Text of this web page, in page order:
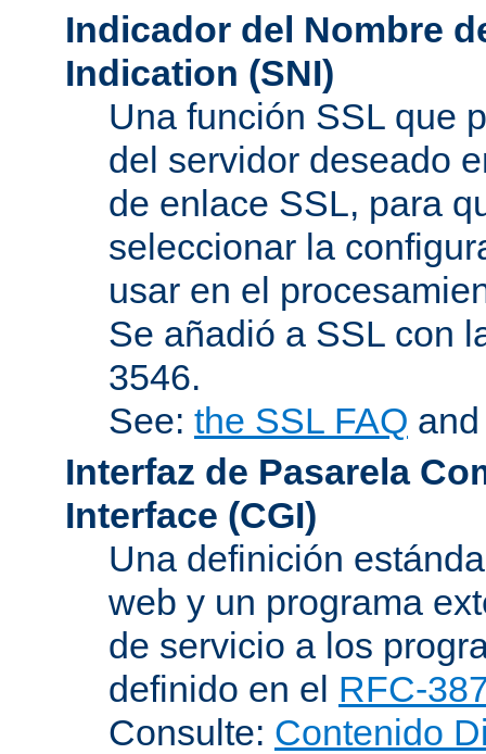
Indicador del Nombre
Indication (SNI)
Una función SSL que
del servidor deseado
de enlace SSL, para
seleccionar la
usar en el
Se añadió a SSL con
3546.
See: the SSL FAQ
Interfaz de Pasarela
Interface (CGI)
Una definición
web y un programa
de servicio a los
definido en el RFC-
Consulte: Contenido